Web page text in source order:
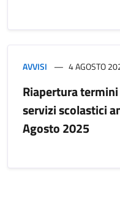
AVVISI 4 AGOSTO
Riapertura
servizi scolastici
Agosto 2025